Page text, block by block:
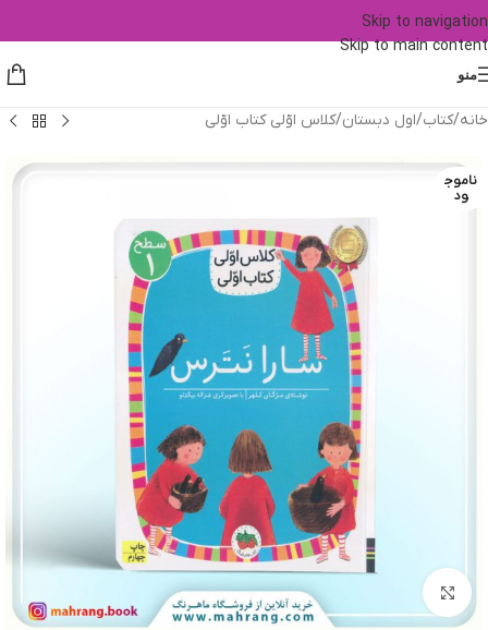
Skip to navigation
Skip to main content
منو
خانه/کتاب/اول دبستان/کلاس اوّلی کتاب اوّلی
ناموج
ود
بزرگنمایی تصویر